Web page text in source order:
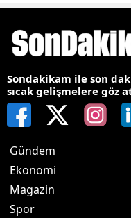
Sondakikam ile son
sıcak gelişmelere göz
Gündem
Ekonomi
Magazin
Spor